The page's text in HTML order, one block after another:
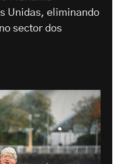
Unidas, eliminando
sector dos